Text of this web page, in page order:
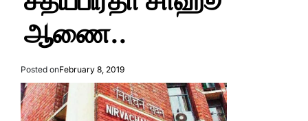
ஆணை..
Posted onFebruary 8, 2019